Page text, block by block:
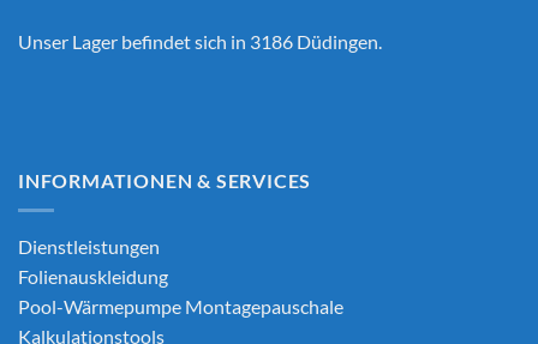
Unser Lager befindet sich in 3186 Düdingen.
INFORMATIONEN & SERVICES
Dienstleistungen
Folienauskleidung
Pool-Wärmepumpe Montagepauschale
Kalkulationstools